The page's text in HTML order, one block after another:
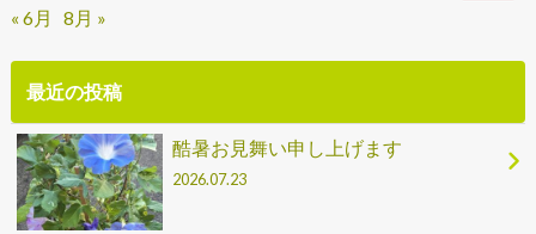
« 6月
8月 »
最近の投稿
酷暑お見舞い申し上げます
2026.07.23